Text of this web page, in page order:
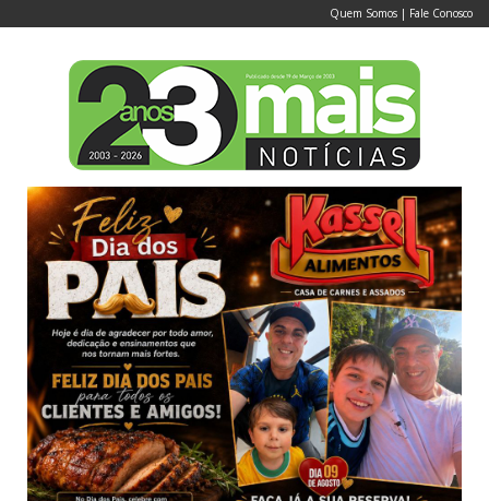
Quem Somos | Fale Conosco